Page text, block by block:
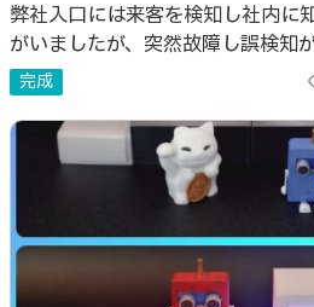
弊社入口には来客を検知し社内に
がいましたが、突然故障し誤検知
きず、二代目を開発しました。
完成